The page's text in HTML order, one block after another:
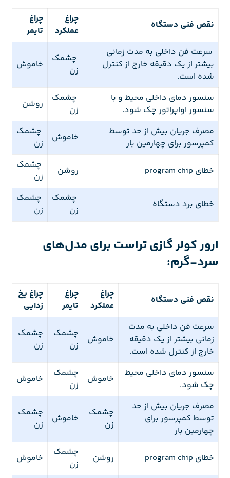
نقص فنی دستگاه
چراغ
عملکرد
چراغ
تایمر
سرعت فن داخلی به مدت زمانی
بیشتر از یک دقیقه خارج از کنترل
شده است.
چشمک
زن
خاموش
سنسور دمای داخلی محیط و با
سنسور اواپراتور چک شود.
چشمک
زن
روشن
مصرف جریان بیش از حد توسط
کمپرسور برای چهارمین بار
خاموش
چشمک
زن
خطای program chip روشن
چشمک
زن
خطای برد دستگاه
چشمک
زن
چشمک
زن
ارور کولر گازی تراست برای مدل‌های
سرد-گرم:
نقص فنی دستگاه
چراغ
عملکرد
چراغ
تایمر
چراغ یخ
زدایی
سرعت فن داخلی به مدت
زمانی بیشتر از یک دقیقه
خارج از کنترل شده است.
خاموش
چشمک
زن
چشمک
زن
سنسور دمای داخلی محیط
چک شود.
خاموش
چشمک
زن
خاموش
مصرف جریان بیش از حد
توسط کمپرسور برای
چهارمین بار
چشمک
زن
خاموش
چشمک
زن
خطای program chip روشن
چشمک
زن
خاموش